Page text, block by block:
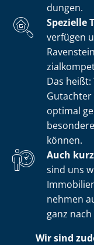
dun­gen.
Spezielle
verfügen
Das
optimal
können.
Auch
sind uns
nehmen
ganz
Wir sind